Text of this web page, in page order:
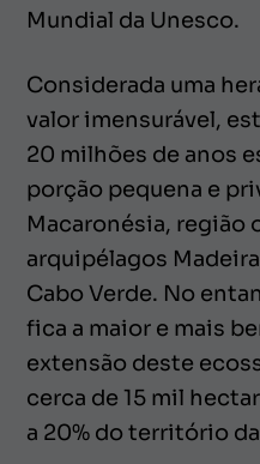
Mundial da Unesco.
Considerada uma
valor imensurável,
20 milhões de anos
porção pequena e
Macaronésia, região
arquipélagos
Cabo Verde. No
fica a maior e mais
extensão deste
cerca de 15 mil
a 20% do território